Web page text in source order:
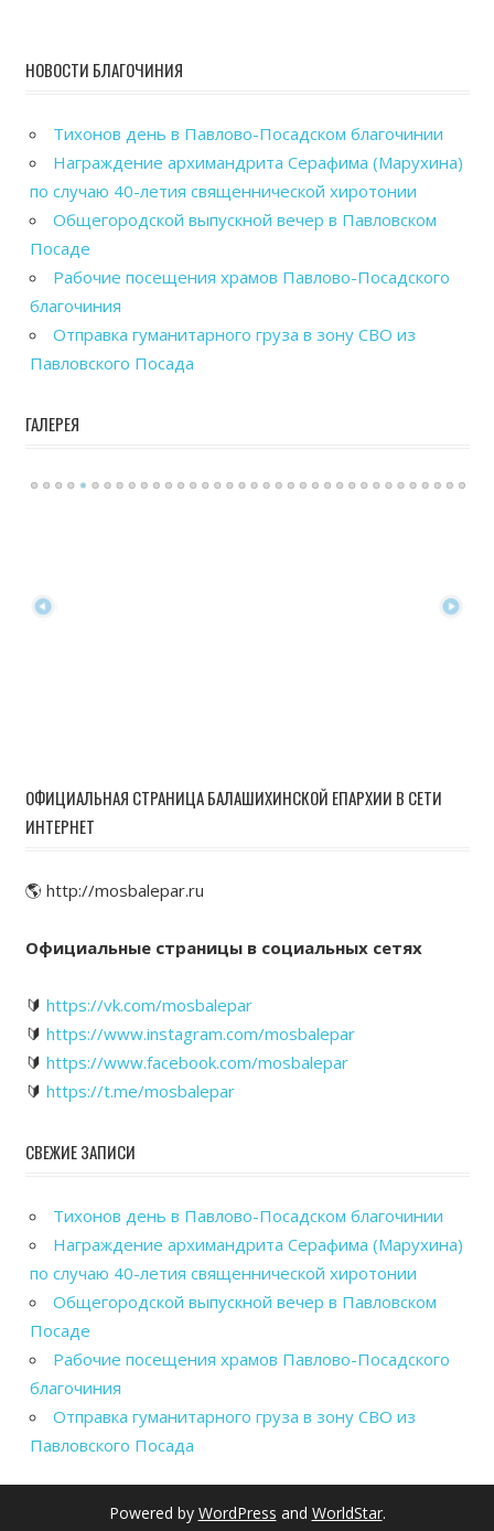
НОВОСТИ БЛАГОЧИНИЯ
Тихонов день в Павлово-Посадском благочинии
Награждение архимандрита Серафима (Марухина)
по случаю 40-летия священнической хиротонии
Общегородской выпускной вечер в Павловском
Посаде
Рабочие посещения храмов Павлово-Посадского
благочиния
Отправка гуманитарного груза в зону СВО из
Павловского Посада
ГАЛЕРЕЯ
ОФИЦИАЛЬНАЯ СТРАНИЦА БАЛАШИХИНСКОЙ ЕПАРХИИ В СЕТИ
ИНТЕРНЕТ
🌎 http://mosbalepar.ru
Официальные страницы в социальных сетях
🔰 https://vk.com/mosbalepar
🔰 https://www.instagram.com/mosbalepar
🔰 https://www.facebook.com/mosbalepar
🔰 https://t.me/mosbalepar
СВЕЖИЕ ЗАПИСИ
Тихонов день в Павлово-Посадском благочинии
Награждение архимандрита Серафима (Марухина)
по случаю 40-летия священнической хиротонии
Общегородской выпускной вечер в Павловском
Посаде
Рабочие посещения храмов Павлово-Посадского
благочиния
Отправка гуманитарного груза в зону СВО из
Павловского Посада
Powered by WordPress and WorldStar.